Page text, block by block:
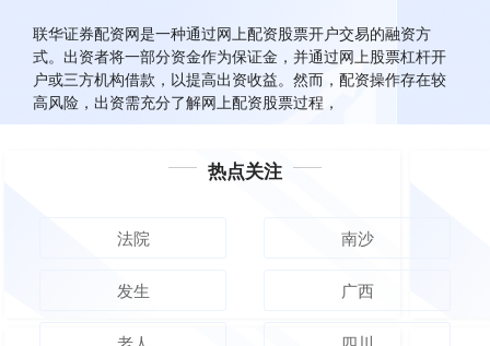
联华证券配资网是一种通过网上配资股票开户交易的融资方
式。出资者将一部分资金作为保证金，并通过网上股票杠杆开
户或三方机构借款，以提高出资收益。然而，配资操作存在较
高风险，出资需充分了解网上配资股票过程，
热点关注
法院 南沙
发生 广西